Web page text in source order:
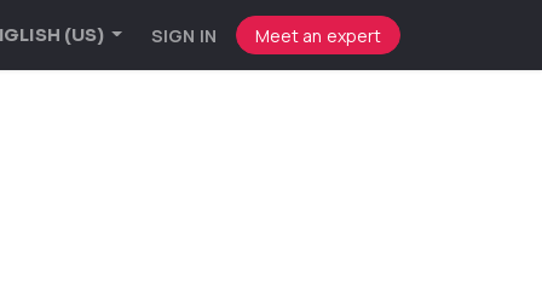
(US) SIGN IN Meet an expert